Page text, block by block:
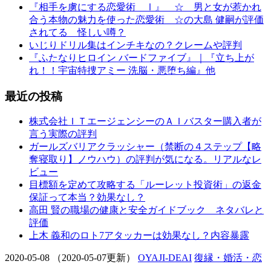
『相手を虜にする恋愛術 Ⅰ』 ☆ 男と女が惹かれ
合う本物の魅力を使った恋愛術 ☆の大島 健嗣が評価
されてる 怪しい噂？
いじりドリル集はインチキなの？クレームや評判
『ふたなりヒロイン バードファイブ』｜『立ち上が
れ！！宇宙特捜アミー 洗脳・悪堕ち編』他
最近の投稿
株式会社ＩＴエージェンシーのＡＩバスター購入者が
言う実際の評判
ガールズバリアクラッシャー（禁断の４ステップ【略
奪寝取り】ノウハウ）の評判が気になる。リアルなレ
ビュー
目標額を定めて攻略する「ルーレット投資術」の返金
保証って本当？効果なし？
高田 賢の職場の健康と安全ガイドブック ネタバレと
評価
上木 義和のロト7アタッカーは効果なし？内容暴露
2020-05-08 （2020-05-07更新） OYAJI-DEAI 復縁・婚活・恋